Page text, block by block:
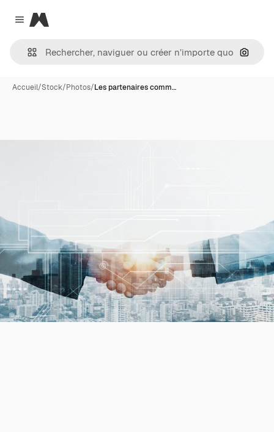
Close menu
Magnific
Accueil/Stock/Photos/Les partenaires comm…